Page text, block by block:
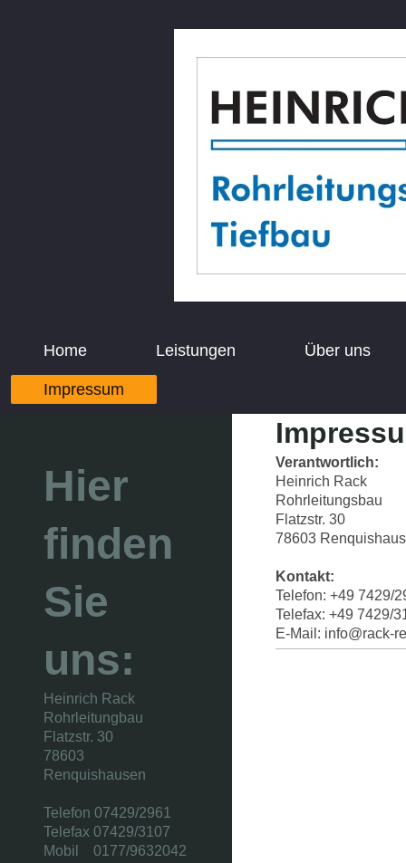
Home Leistungen Über uns
Impressum
Verantwortlich:
Heinrich Rack
Rohrleitungsbau
Flatzstr. 30
78603
Kontakt:
Telefon: +49 7429/
Telefax: +49 7429/
E-Mail: info@rack-
Hier
finden
Sie
uns:
Heinrich Rack
Rohrleitungbau
Flatzstr. 30
78603
Renquishausen
Telefon 07429/2961
Telefax 07429/3107
Mobil 0177/9632042